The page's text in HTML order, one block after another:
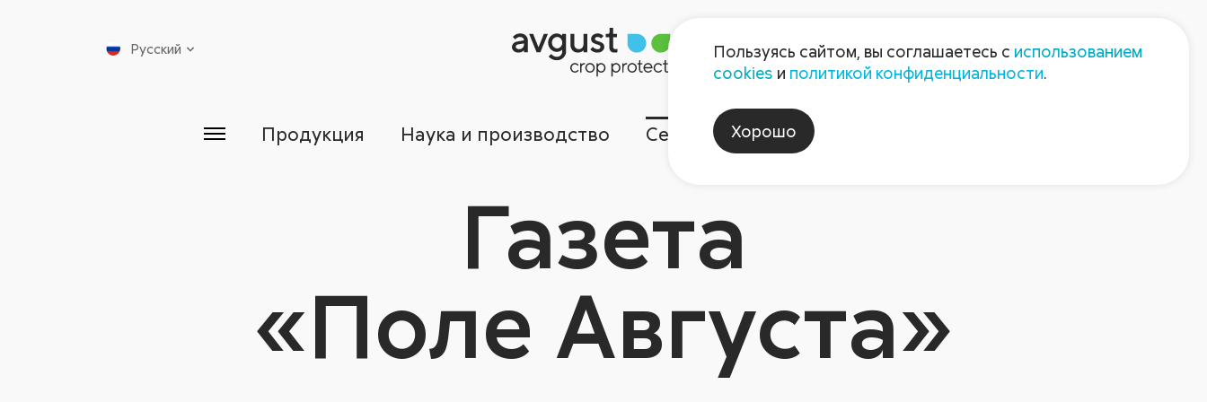
Пресс-центр Контакты
Русский
Продукция Наука и производство Сервисы Компания
Газета
«Поле Августа»
Пользуясь сайтом, вы соглашаетесь с использованием
cookies и политикой конфиденциальности.
Хорошо